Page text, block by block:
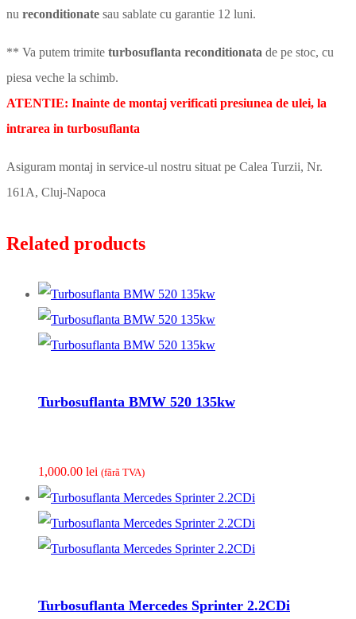
nu reconditionate sau sablate cu garantie 12 luni.
** Va putem trimite turbosuflanta reconditionata de pe stoc, cu
piesa veche la schimb.
ATENTIE: Inainte de montaj verificati presiunea de ulei, la
intrarea in turbosuflanta
Asiguram montaj in service-ul nostru situat pe Calea Turzii, Nr.
161A, Cluj-Napoca
Related products
Turbosuflanta BMW 520 135kw
1,000.00 lei (fãrã TVA)
Turbosuflanta Mercedes Sprinter 2.2CDi